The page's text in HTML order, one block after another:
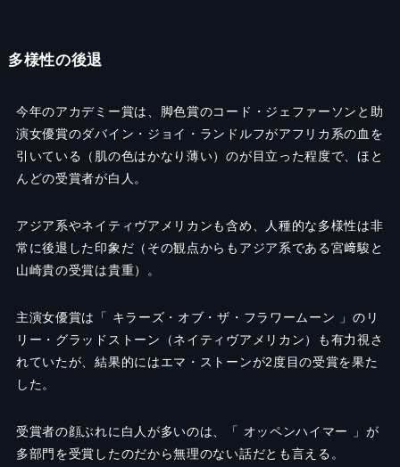
多様性の後退
今年のアカデミー賞は、脚色賞のコード・ジェファーソンと助
演女優賞のダバイン・ジョイ・ランドルフがアフリカ系の血を
引いている（肌の色はかなり薄い）のが目立った程度で、ほと
んどの受賞者が白人。
アジア系やネイティヴアメリカンも含め、人種的な多様性は非
常に後退した印象だ（その観点からもアジア系である宮﨑駿と
山崎貴の受賞は貴重）。
主演女優賞は「 キラーズ・オブ・ザ・フラワームーン 」のリ
リー・グラッドストーン（ネイティヴアメリカン）も有力視さ
れていたが、結果的にはエマ・ストーンが2度目の受賞を果た
した。
受賞者の顔ぶれに白人が多いのは、「 オッペンハイマー 」が
多部門を受賞したのだから無理のない話だとも言える。